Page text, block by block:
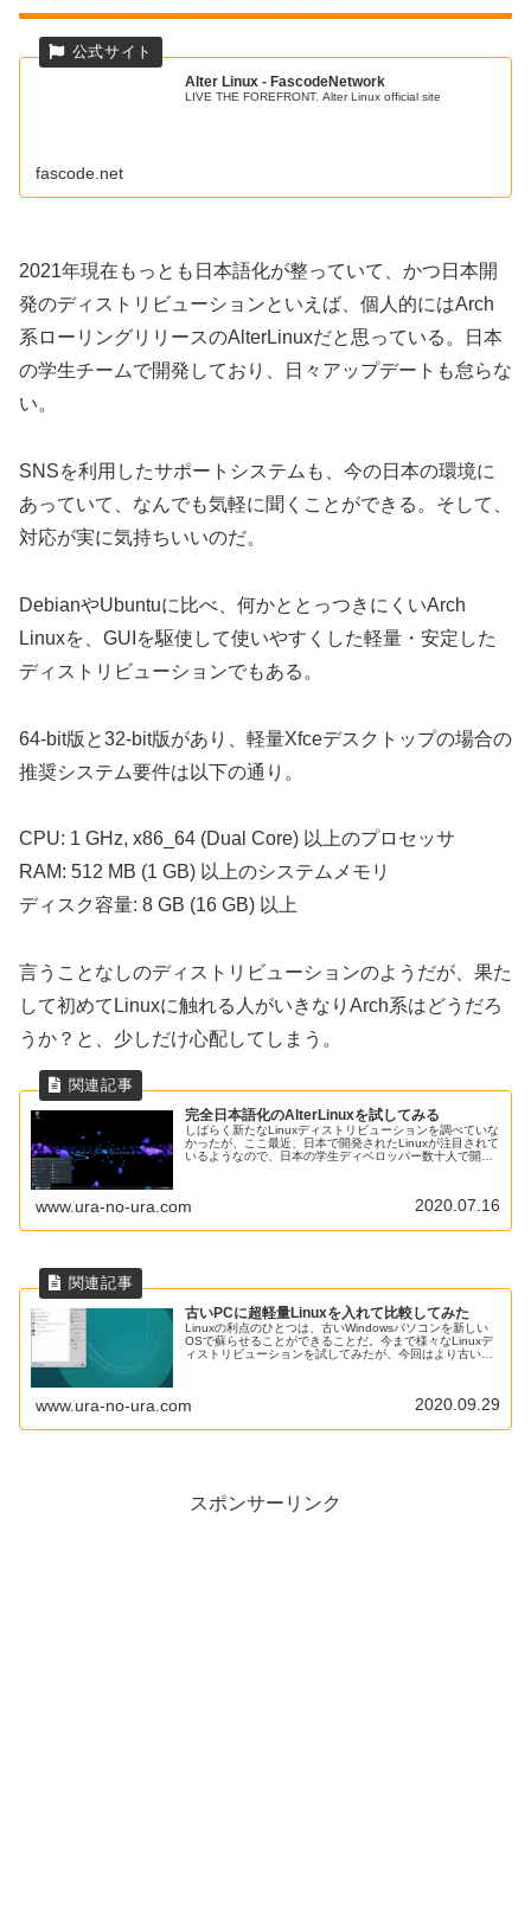
Alter Linux - FascodeNetwork
LIVE THE FOREFRONT. Alter Linux official site
fascode.net
2021年現在もっとも日本語化が整っていて、かつ日本開
発のディストリビューションといえば、個人的にはArch
系ローリングリリースのAlterLinuxだと思っている。日本
の学生チームで開発しており、日々アップデートも怠らな
い。
SNSを利用したサポートシステムも、今の日本の環境に
あっていて、なんでも気軽に聞くことができる。そして、
対応が実に気持ちいいのだ。
DebianやUbuntuに比べ、何かととっつきにくいArch
Linuxを、GUIを駆使して使いやすくした軽量・安定した
ディストリビューションでもある。
64-bit版と32-bit版があり、軽量Xfceデスクトップの場合の
推奨システム要件は以下の通り。
CPU: 1 GHz, x86_64 (Dual Core) 以上のプロセッサ
RAM: 512 MB (1 GB) 以上のシステムメモリ
ディスク容量: 8 GB (16 GB) 以上
言うことなしのディストリビューションのようだが、果た
して初めてLinuxに触れる人がいきなりArch系はどうだろ
うか？と、少しだけ心配してしまう。
完全日本語化のAlterLinuxを試してみる
しばらく新たなLinuxディストリビューションを調べていな
かったが、ここ最近、日本で開発されたLinuxが注目されて
いるようなので、日本の学生ディベロッパー数十人で開発
www.ura-no-ura.com 2020.07.16
古いPCに超軽量Linuxを入れて比較してみた
Linuxの利点のひとつは、古いWindowsパソコンを新しい
OSで蘇らせることができることだ。今まで様々なLinuxデ
ィストリビューションを試してみたが、今回はより古いノ
www.ura-no-ura.com 2020.09.29
スポンサーリンク